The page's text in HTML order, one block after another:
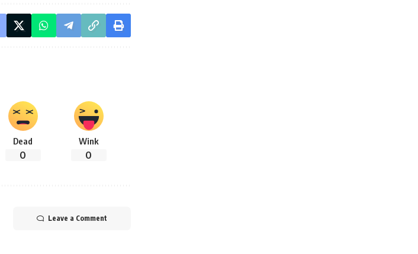
Dead
0
Wink
0
Leave a Comment